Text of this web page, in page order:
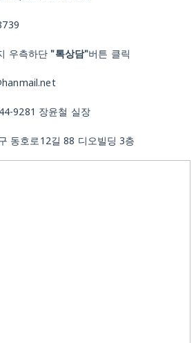
우측하단 "톡상담"버튼 클릭
9281 장윤철 실장
동호로12길 88 디오빌딩 3층